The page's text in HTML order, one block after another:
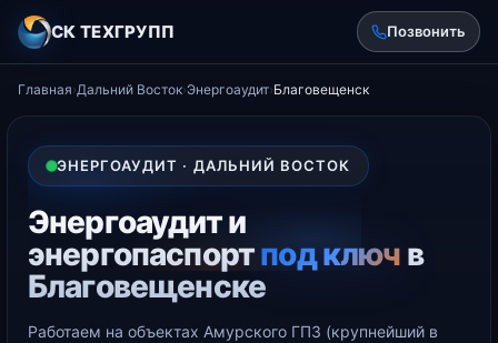
СК ТЕХГРУПП Позвонить
Главная›Дальний Восток›Энергоаудит›Благовещенск
ЭНЕРГОАУДИТ · ДАЛЬНИЙ ВОСТОК
Энергоаудит и
энергопаспортпод ключ в
Благовещенске
Работаем на объектах Амурского ГПЗ (крупнейший в